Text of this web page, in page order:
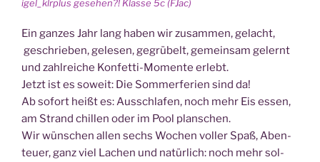
igel_klrplus gese­hen?! Klas­se 5c (FJac)
Ein gan­zes Jahr lang haben wir zusam­men, gelacht,
geschrie­ben, gele­sen, gegrü­belt, gemein­sam gelernt
und zahl­rei­che Kon­fet­ti-Momen­te erlebt.
Jetzt ist es soweit: Die Som­mer­fe­ri­en sind da!
Ab sofort heißt es: Aus­schla­fen, noch mehr Eis essen,
am Strand chil­len oder im Pool planschen.
Wir wün­schen allen sechs Wochen vol­ler Spaß, Aben­
teu­er, ganz viel Lachen und natür­lich: noch mehr sol­